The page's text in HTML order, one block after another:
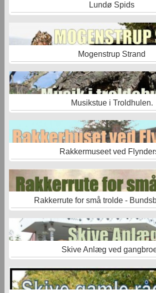
Lundø Spids
Mogenstrup Strand
Musikstue i Troldhulen.
Rakkermuseet ved
Rakkerrute for små trolde -
Skive Anlæg ved